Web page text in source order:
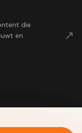
die
en
↗